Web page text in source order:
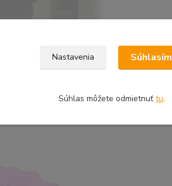
Nastavenia Súhlasím
Súhlas môžete odmietnuť tu.